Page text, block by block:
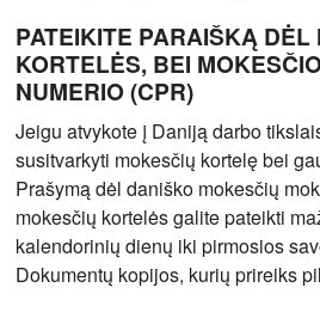
PATEIKITE PARAIŠKĄ DĖL
KORTELĖS, BEI
NUMERIO (CPR)
Jeigu atvykote į Daniją darbo
susitvarkyti mokesčių kortelę bei
Prašymą dėl daniško mokesčių
mokesčių kortelės galite pateikti
kalendorinių dienų iki pirmosios
Dokumentų kopijos, kurių prireiks